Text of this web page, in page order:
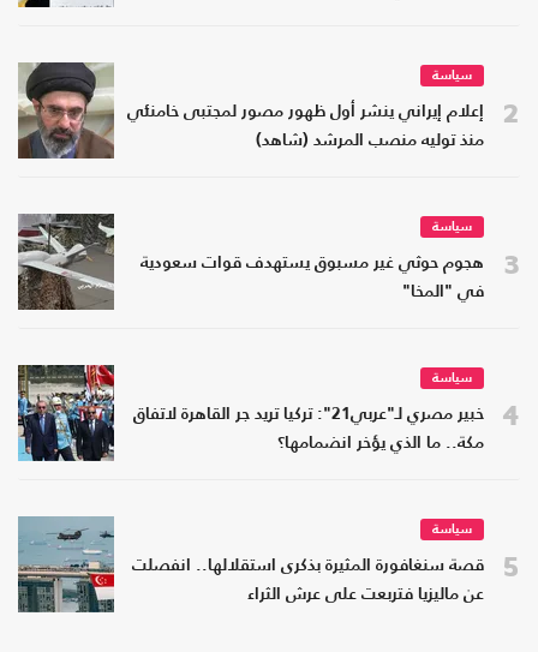
2
سياسة
إعلام إيراني ينشر أول ظهور مصور لمجتبى خامنئي
منذ توليه منصب المرشد (شاهد)
3
سياسة
هجوم حوثي غير مسبوق يستهدف قوات سعودية
في "المخا"
4
سياسة
خبير مصري لـ"عربي21": تركيا تريد جر القاهرة لاتفاق
مكة.. ما الذي يؤخر انضمامها؟
5
سياسة
قصة سنغافورة المثيرة بذكرى استقلالها.. انفصلت
عن ماليزيا فتربعت على عرش الثراء